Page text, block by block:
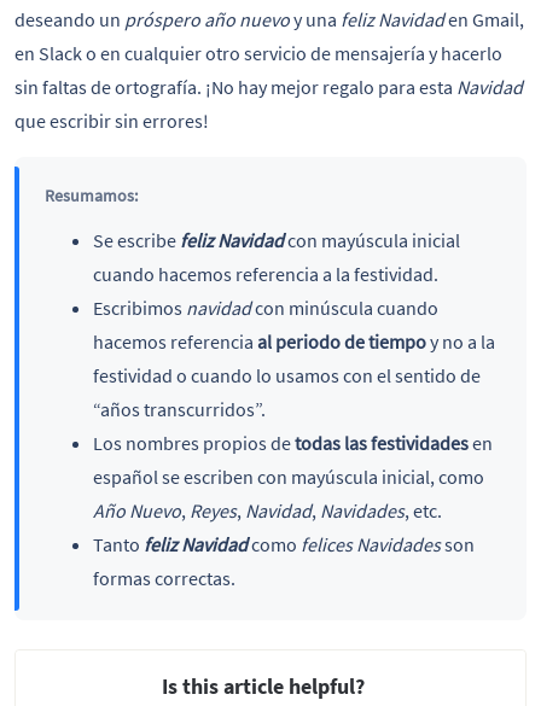
deseando un próspero año nuevoy una feliz Navidaden Gmail,
en Slack o en cualquier otro servicio de mensajería y hacerlo
sin faltas de ortografía. ¡No hay mejor regalo para esta Navidad
que escribir sin errores!
Resumamos:
Se escribe feliz Navidadcon mayúscula inicial
cuando hacemos referencia a la festividad.
Escribimos navidadcon minúscula cuando
hacemos referencia al periodo de tiempoy no a la
festividad o cuando lo usamos con el sentido de
“años transcurridos”.
Los nombres propios detodas las festividadesen
español se escriben con mayúscula inicial, como
Año Nuevo, Reyes, Navidad, Navidades, etc.
Tanto feliz Navidadcomo felices Navidadesson
formas correctas.
Is this article helpful?